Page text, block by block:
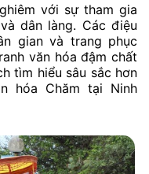
với sự tham gia
dân làng. Các điệu
gian và trang phục
văn hóa đậm chất
tìm hiểu sâu sắc hơn
hóa Chăm tại Ninh